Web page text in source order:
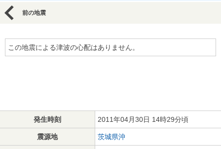
前の地震
この地震による津波の心配はありません。
発生時刻 2011年04月30日 14時29分頃
震源地 茨城県沖